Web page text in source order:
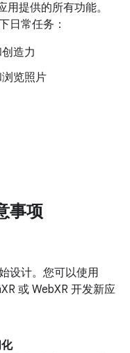
提供的所有功能。
日常任务：
造力
览照片
事项
设计。您可以使用
或 WebXR 开发新应